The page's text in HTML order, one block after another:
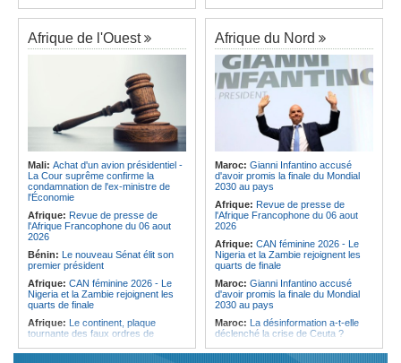
Afrique:La Cour international de
justice fixe le calendrier de la
Visite du Président de la
République et de la Première Dame
à Yamoussoukro
Afrique:L'Angola participe à la 21e
réunion du Partenariat Afrique-
Monde arabe au Caire
Congo-Kinshasa:Ebola - Contre le
variant Bundibugyo, plusieurs
essais lancés mais aucun traitement
Cameroun:Plusieurs
ressortissants expulsés des États-
pays
Afrique:L'Éthiopie accueillera la
76e session du Comité régional de
l'OMS pour le continent
Kenya:Une nouvelle récolte
d'espoir - Le coton Bt relance la
filière cotonnière à Lamu
Ile Maurice:
Alpine Challenge - Une
claque magistrale aux Racing
Ile Maurice:Pas de libération sous
caution pour Seewoo et Deoojee, la
FCC craint une interférence avec
les témoins
Ile Maurice:Kreol Morisien - Un
débat sans voix dissidente
Afrique de l'Ouest
Mali: Achat d'un avion présidentiel -
La Cour suprême confirme la
condamnation de l'ex-ministre de
l'Économie
Afrique: Revue de presse de
l'Afrique Francophone du 06 aout
2026
Bénin: Le nouveau Sénat élit son
premier président
Afrique: CAN féminine 2026 - Le
Nigeria et la Zambie rejoignent les
quarts de finale
Afrique: Le continent, plaque
tournante des faux ordres de
Afrique du Nord
Maroc: Gianni Infantino accusé
d'avoir promis la finale du Mondial
2030 au pays
Afrique: Revue de presse de
l'Afrique Francophone du 06 aout
2026
Afrique: CAN féminine 2026 - Le
Nigeria et la Zambie rejoignent les
quarts de finale
Maroc: Gianni Infantino accusé
d'avoir promis la finale du Mondial
2030 au pays
Maroc: La désinformation a-t-elle
déclenché la crise de Ceuta ?
Afrique:L'essor historique de